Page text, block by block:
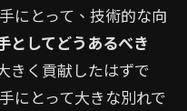
にとって、技術的な向
としてどうあるべき
きく貢献したはずで
にとって大きな別れで